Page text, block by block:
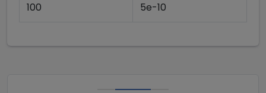
100 5e-10